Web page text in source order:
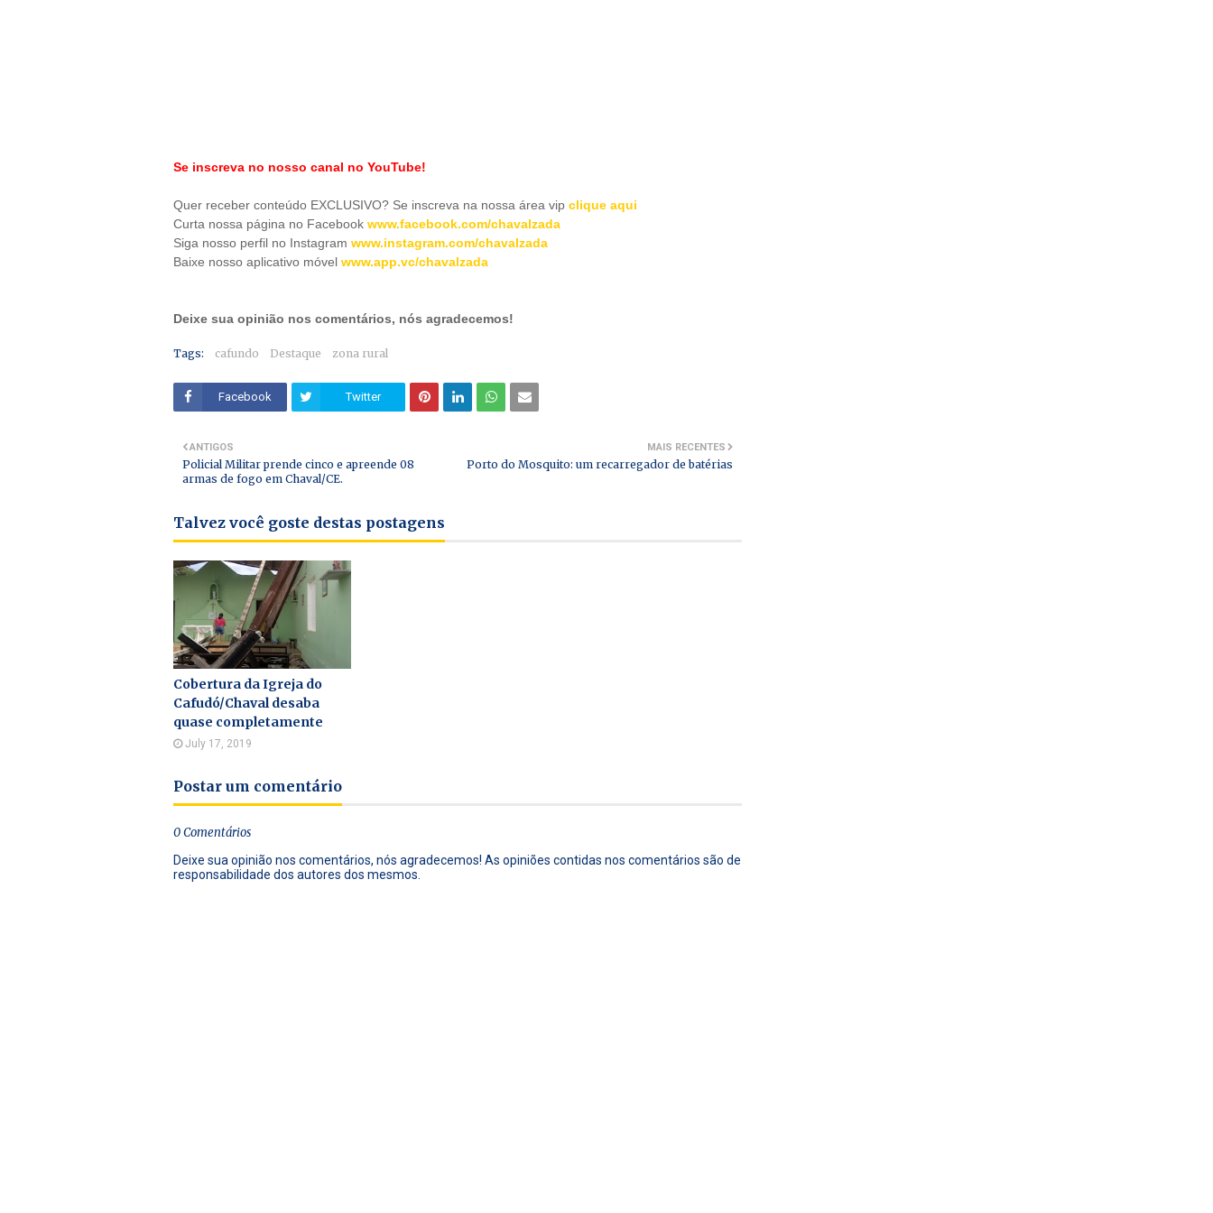
Se inscreva no nosso canal no YouTube!
Quer receber conteúdo EXCLUSIVO? Se inscreva na nossa área vip clique aqui
Curta nossa página no Facebook www.facebook.com/chavalzada
Siga nosso perfil no Instagram www.instagram.com/chavalzada
Baixe nosso aplicativo móvel www.app.vc/chavalzada
Deixe sua opinião nos comentários, nós agradecemos!
Tags: cafundo Destaque zona rural
Facebook Twitter
MAIS RECENTES
Porto do Mosquito: um recarregador de batérias
ANTIGOS
Policial Militar prende cinco e apreende 08
armas de fogo em Chaval/CE.
Talvez você goste destas postagens
Cobertura da Igreja do
Cafudó/Chaval desaba
quase completamente
July 17, 2019
Postar um comentário
0 Comentários
Deixe sua opinião nos comentários, nós agradecemos! As opiniões contidas nos comentários são de
responsabilidade dos autores dos mesmos.